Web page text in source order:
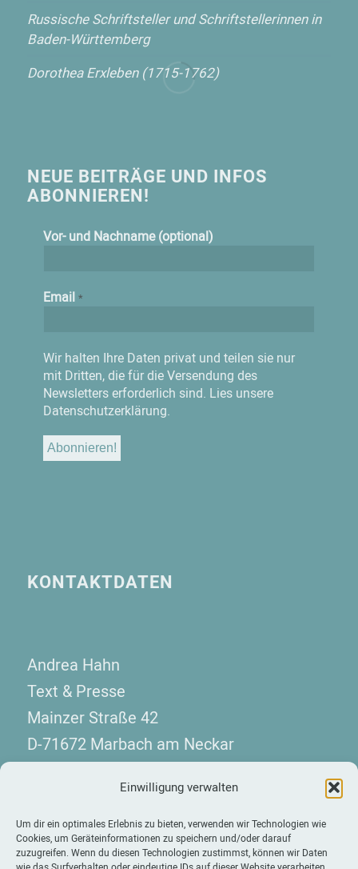
Einwilligung verwalten
Um dir ein optimales Erlebnis zu bieten, verwenden wir Technologien wie
Cookies, um Geräteinformationen zu speichern und/oder darauf
zuzugreifen. Wenn du diesen Technologien zustimmst, können wir Daten
Russische Schriftsteller und Schriftstellerinnen in
Baden-Württemberg
Dorothea Erxleben (1715-1762)
NEUE BEITRÄGE UND INFOS
ABONNIEREN!
Vor- und Nachname (optional)
Email *
Wir halten Ihre Daten privat und teilen sie nur
mit Dritten, die für die Versendung des
Newsletters erforderlich sind. Lies unsere
Datenschutzerklärung.
KONTAKTDATEN
Andrea Hahn
Text & Presse
Mainzer Straße 42
D-71672 Marbach am Neckar
Telefon: +49 7144 130 08 10
kontakt(at)hahn-presse.de